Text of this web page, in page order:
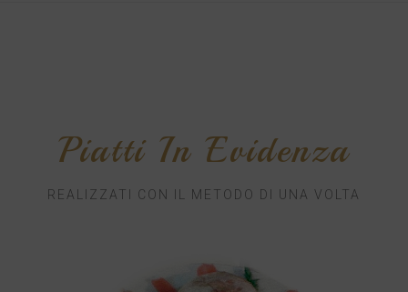
Piatti In Evidenza
REALIZZATI CON IL METODO DI UNA VOLTA